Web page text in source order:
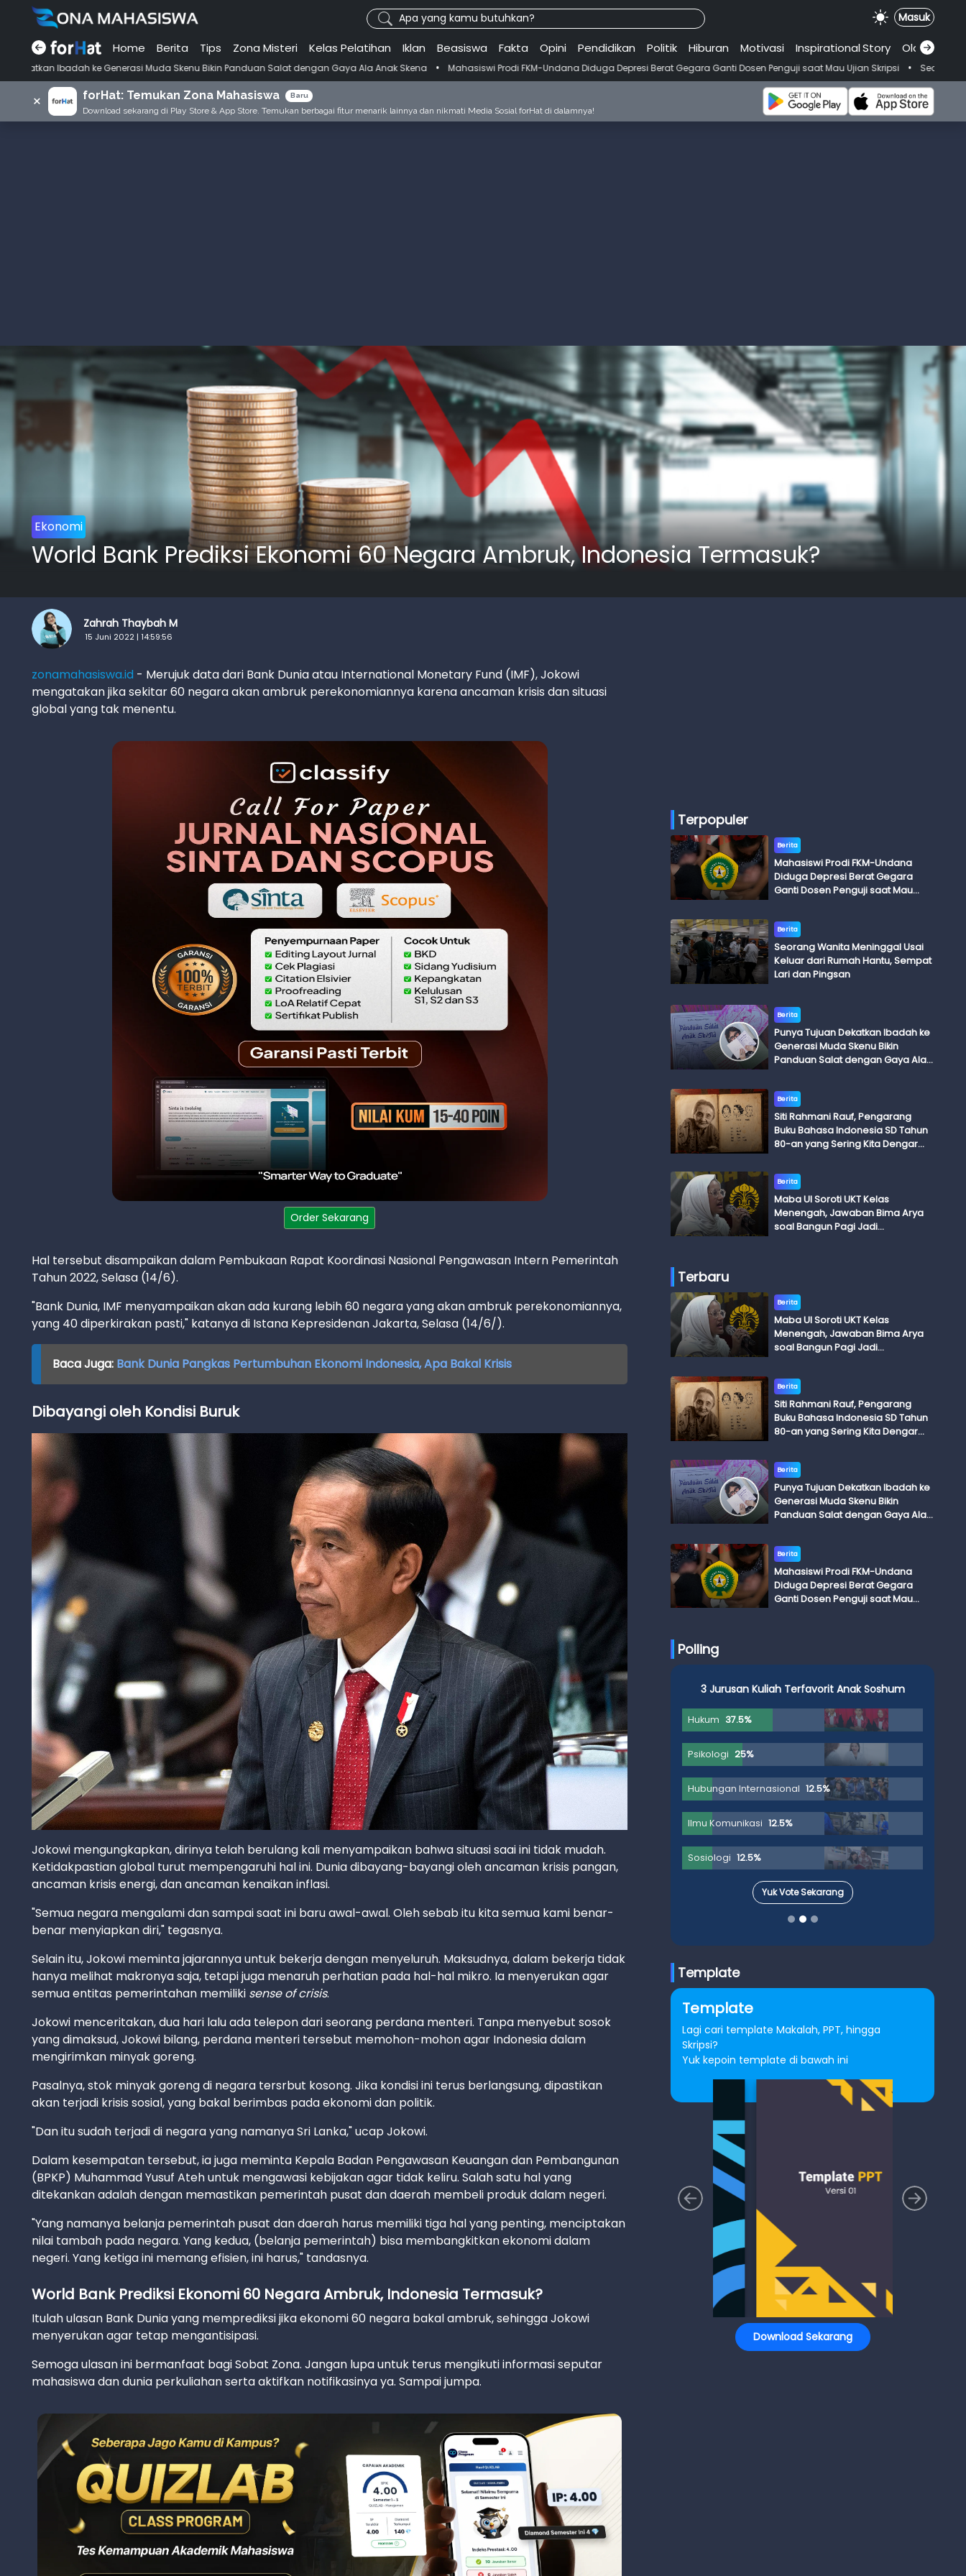
Apa yang kamu butuhkan? Masuk
Home Berita Tips Zona Misteri Kelas Pelatihan Iklan Beasiswa Fakta Opini Pendidikan Politik Hiburan Motivasi Inspirational.Story Olahraga
ke Generasi Muda Skenu Bikin Panduan Salat dengan Gaya Ala Anak Skena • Mahasiswi Prodi FKM-Undana Diduga Depresi Berat Gegara Ganti Dosen Penguji saat Mau Ujian Skripsi • Seorang Wanita
× forHat: Temukan Zona Mahasiswa Baru
Download sekarang di Play Store & App Store. Temukan berbagai fitur menarik lainnya dan nikmati Media Sosial forHat di dalamnya!
Ekonomi
World Bank Prediksi Ekonomi 60 Negara Ambruk, Indonesia Termasuk?
Zahrah Thaybah M
15 Juni 2022 | 14:59:56
zonamahasiswa.id - Merujuk data dari Bank Dunia atau International Monetary Fund (IMF), Jokowi
mengatakan jika sekitar 60 negara akan ambruk perekonomiannya karena ancaman krisis dan situasi
global yang tak menentu.
Order Sekarang
Hal tersebut disampaikan dalam Pembukaan Rapat Koordinasi Nasional Pengawasan Intern Pemerintah
Tahun 2022, Selasa (14/6).
"Bank Dunia, IMF menyampaikan akan ada kurang lebih 60 negara yang akan ambruk perekonomiannya,
yang 40 diperkirakan pasti," katanya di Istana Kepresidenan Jakarta, Selasa (14/6/).
Baca Juga: Bank Dunia Pangkas Pertumbuhan Ekonomi Indonesia, Apa Bakal Krisis
Dibayangi oleh Kondisi Buruk
Jokowi mengungkapkan, dirinya telah berulang kali menyampaikan bahwa situasi saai ini tidak mudah.
Ketidakpastian global turut mempengaruhi hal ini. Dunia dibayang-bayangi oleh ancaman krisis pangan,
ancaman krisis energi, dan ancaman kenaikan inflasi.
"Semua negara mengalami dan sampai saat ini baru awal-awal. Oleh sebab itu kita semua kami benar-
benar menyiapkan diri," tegasnya.
Selain itu, Jokowi meminta jajarannya untuk bekerja dengan menyeluruh. Maksudnya, dalam bekerja tidak
hanya melihat makronya saja, tetapi juga menaruh perhatian pada hal-hal mikro. Ia menyerukan agar
semua entitas pemerintahan memiliki sense of crisis.
Jokowi menceritakan, dua hari lalu ada telepon dari seorang perdana menteri. Tanpa menyebut sosok
yang dimaksud, Jokowi bilang, perdana menteri tersebut memohon-mohon agar Indonesia dalam
mengirimkan minyak goreng.
Pasalnya, stok minyak goreng di negara tersrbut kosong. Jika kondisi ini terus berlangsung, dipastikan
akan terjadi krisis sosial, yang bakal berimbas pada ekonomi dan politik.
"Dan itu sudah terjadi di negara yang namanya Sri Lanka," ucap Jokowi.
Dalam kesempatan tersebut, ia juga meminta Kepala Badan Pengawasan Keuangan dan Pembangunan
(BPKP) Muhammad Yusuf Ateh untuk mengawasi kebijakan agar tidak keliru. Salah satu hal yang
ditekankan adalah dengan memastikan pemerintah pusat dan daerah membeli produk dalam negeri.
"Yang namanya belanja pemerintah pusat dan daerah harus memiliki tiga hal yang penting, menciptakan
nilai tambah pada negara. Yang kedua, (belanja pemerintah) bisa membangkitkan ekonomi dalam
negeri. Yang ketiga ini memang efisien, ini harus," tandasnya.
World Bank Prediksi Ekonomi 60 Negara Ambruk, Indonesia Termasuk?
Itulah ulasan Bank Dunia yang memprediksi jika ekonomi 60 negara bakal ambruk, sehingga Jokowi
menyerukan agar tetap mengantisipasi.
Semoga ulasan ini bermanfaat bagi Sobat Zona. Jangan lupa untuk terus mengikuti informasi seputar
mahasiswa dan dunia perkuliahan serta aktifkan notifikasinya ya. Sampai jumpa.
Terpopuler
Berita
Mahasiswi Prodi FKM-Undana
Diduga Depresi Berat Gegara
Ganti Dosen Penguji saat Mau
Berita
Seorang Wanita Meninggal Usai
Keluar dari Rumah Hantu, Sempat
Lari dan Pingsan
Berita
Punya Tujuan Dekatkan Ibadah ke
Generasi Muda Skenu Bikin
Panduan Salat dengan Gaya Ala
Berita
Siti Rahmani Rauf, Pengarang
Buku Bahasa Indonesia SD Tahun
80-an yang Sering Kita Dengar
Adik Budi
Berita
Maba UI Soroti UKT Kelas
Menengah, Jawaban Bima Arya
soal Bangun Pagi Jadi
Terbaru
Berita
Maba UI Soroti UKT Kelas
Menengah, Jawaban Bima Arya
soal Bangun Pagi Jadi
Berita
Siti Rahmani Rauf, Pengarang
Buku Bahasa Indonesia SD Tahun
80-an yang Sering Kita Dengar
Adik Budi
Berita
Punya Tujuan Dekatkan Ibadah ke
Generasi Muda Skenu Bikin
Panduan Salat dengan Gaya Ala
Berita
Mahasiswi Prodi FKM-Undana
Diduga Depresi Berat Gegara
Ganti Dosen Penguji saat Mau
Polling
3 Jurusan Kuliah Terfavorit Anak Soshum
Hukum 37.5%
Psikologi 25%
Hubungan Internasional 12.5%
Ilmu Komunikasi 12.5%
Sosiologi 12.5%
Yuk Vote Sekarang
Template
Template
Lagi cari template Makalah, PPT, hingga
Skripsi?
Yuk kepoin template di bawah ini
Download Sekarang